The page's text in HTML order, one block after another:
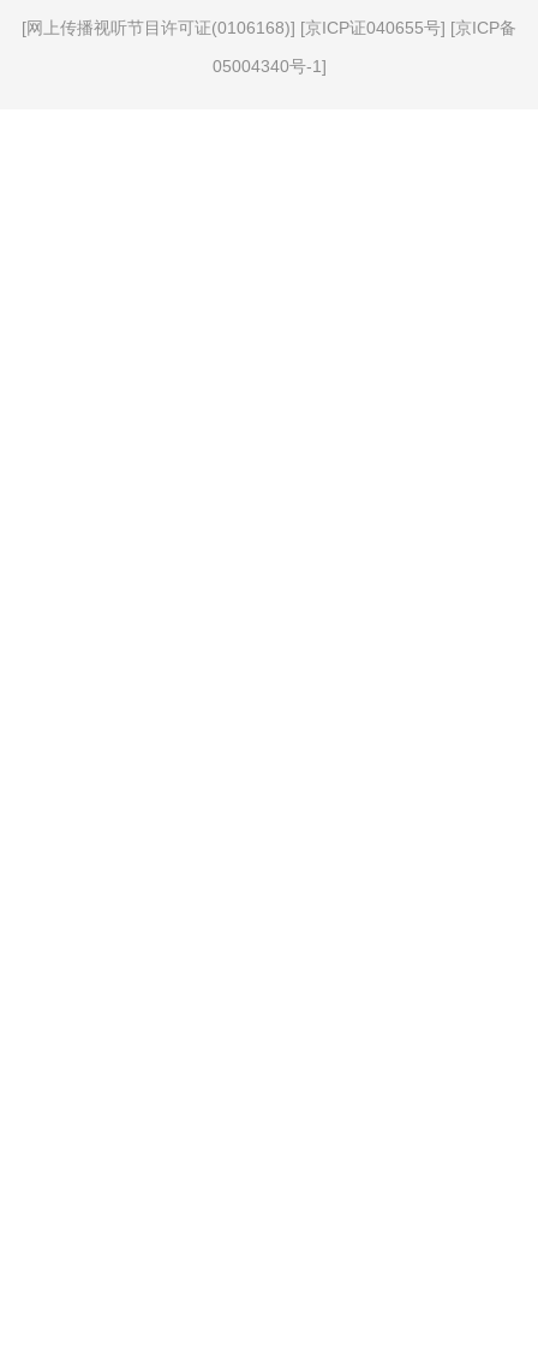
[网上传播视听节目许可证(0106168)] [京ICP证040655号] [京ICP备
05004340号-1]